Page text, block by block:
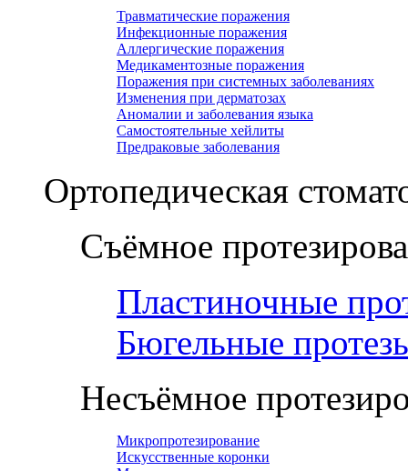
Травматические поражения
Инфекционные поражения
Аллергические поражения
Медикаментозные поражения
Поражения при системных заболеваниях
Изменения при дерматозах
Аномалии и заболевания языка
Самостоятельные хейлиты
Предраковые заболевания
Ортопедическая
Съёмное
Пластиночные
Бюгельные
Несъёмное
Микропротезирование
Искусственные коронки